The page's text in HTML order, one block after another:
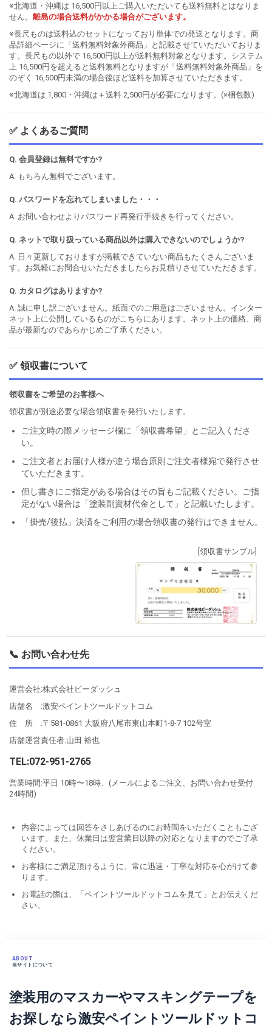
※北海道・沖縄は 16,500円以上ご購入いただいても送料無料とはなりま
せん。 離島の場合送料がかかる場合がございます。
※長尺ものは送料込のセットになっており単体での発送となります。商
品詳細ページに「送料無料対象外商品」と記載させていただいておりま
す。長尺もの以外で 16,500円以上が送料無料対象となります。システム
上 16,500円を超えると送料無料となりますが「送料無料対象外商品」を
のぞく 16,500円未満の場合後ほど送料を加算させていただきます。
※北海道は 1,800・沖縄は＋送料 2,500円が必要になります。(×梱包数)
✅ よくあるご質問
Q. 会員登録は無料ですか?
A. もちろん無料でございます。
Q. パスワードを忘れてしまいました・・・
A. お問い合わせよりパスワード再発行手続きを行ってください。
Q. ネットで取り扱っている商品以外は購入できないのでしょうか?
A. 日々更新しておりますが掲載できていない商品もたくさんございま
す。お気軽にお問合せいただきましたらお見積りさせていただきます。
Q. カタログはありますか?
A. 誠に申し訳ございません。紙面でのご用意はございません。インター
ネット上に公開しているものがこちらにあります。ネット上の価格、商
品が最新なのであらかじめご了承ください。
✅ 領収書について
領収書をご希望のお客様へ
領収書が別途必要な場合領収書を発行いたします。
ご注文時の際メッセージ欄に「領収書希望」とご記入くださ
い。
ご注文者とお届け人様が違う場合原則ご注文者様宛で発行させ
ていただきます。
但し書きにご指定がある場合はその旨もご記載ください。ご指
定がない場合は「塗装副資材代金として」と記載いたします。
「掛売/後払」決済をご利用の場合領収書の発行はできません。
[領収書サンプル]
📞 お問い合わせ先
運営会社:株式会社ビーダッシュ
店舗名 :激安ペイントツールドットコム
住 所 :〒581-0861 大阪府八尾市東山本町1-8-7 102号室
店舗運営責任者:山田 裕也
TEL:072-951-2765
営業時間:平日 10時〜18時、(メールによるご注文、お問い合わせ受付
24時間)
内容によっては回答をさしあげるのにお時間をいただくこともござ
います。また、休業日は翌営業日以降の対応となりますのでご了承
ください。
お客様にご満足頂けるように、常に迅速・丁寧な対応を心がけて参
ります。
お電話の際は、「ペイントツールドットコムを見て」とお伝えくだ
さい。
ABOUT
当サイトについて
塗装用のマスカーやマスキングテープを
お探しなら激安ペイントツールドットコ